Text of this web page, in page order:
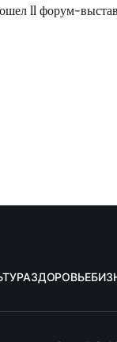
ll форум-
ЗДОРОВЬЕ